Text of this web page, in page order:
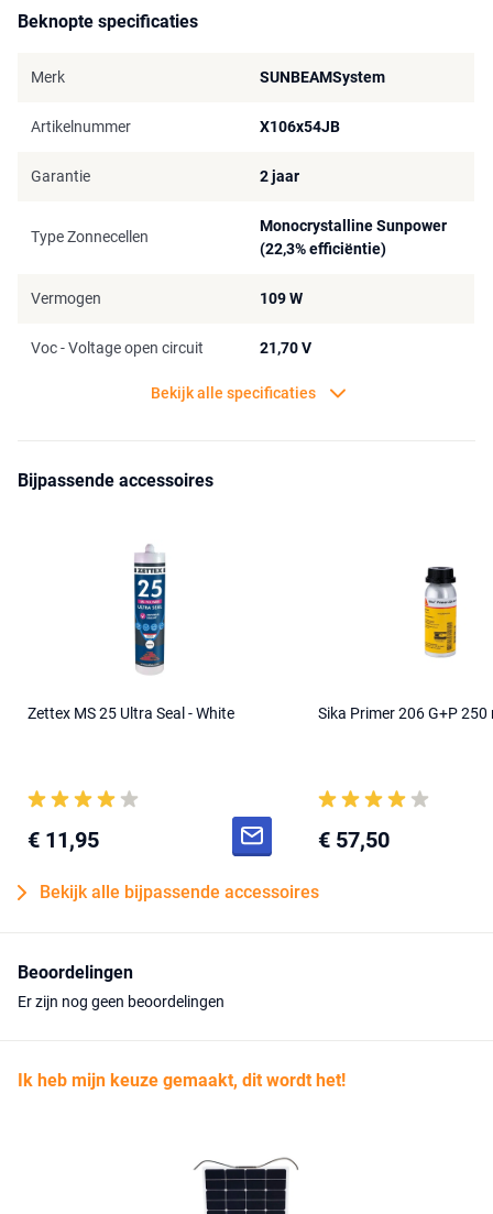
zoals beschreven in de handleiding.
Voor een esthetische integratie van duurzame energie in het
Junction Box paneel de perfecte oplossing. Met zijn hoogwaardige
betrouwbare en efficiënte bron van energie voor onderweg.
Beknopte specificaties
Merk SUNBEAMSystem
Artikelnummer X106x54JB
Garantie 2 jaar
Type Zonnecellen
Monocrystalline Sunpower
(22,3% efficiëntie)
Vermogen 109 W
Voc - Voltage open circuit 21,70 V
Bekijk alle specificaties
Bijpassende accessoires
Zettex MS 25 Ultra Seal - White
€ 11,95
Sika Primer 206 G+P 250
€ 57,50
Bekijk alle bijpassende accessoires
Beoordelingen
Er zijn nog geen beoordelingen
Ik heb mijn keuze gemaakt, dit wordt het!